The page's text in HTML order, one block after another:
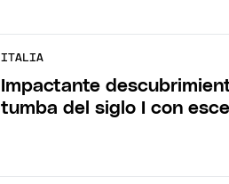
ITALIA
Impactante
tumba del siglo I con